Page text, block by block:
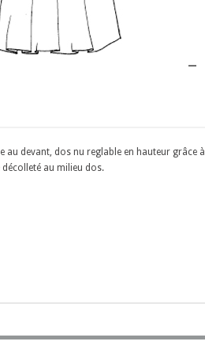
au devant, dos nu reglable en hauteur grâce à
au milieu dos.